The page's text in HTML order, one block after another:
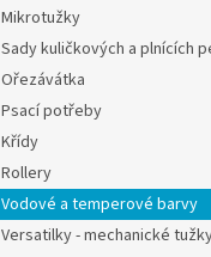
Mikrotužky
Sady kuličkových a plnících
Ořezávátka
Psací potřeby
Křídy
Rollery
Vodové a temperové barvy
Versatilky - mechanické